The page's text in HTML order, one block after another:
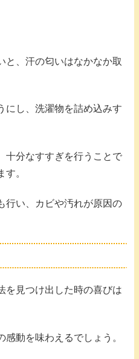
と、汗の匂いはなかなか取
にし、洗濯物を詰め込みす
十分なすすぎを行うことで
。
行い、カビや汚れが原因の
を見つけ出した時の喜びは
動を味わえるでしょう。